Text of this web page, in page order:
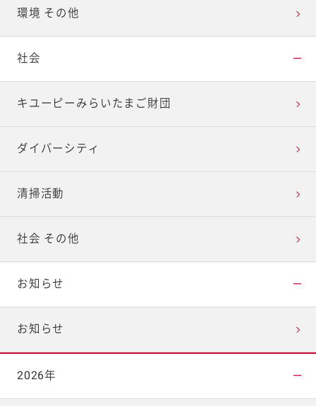
環境 その他
社会
キユーピーみらいたまご財団
ダイバーシティ
清掃活動
社会 その他
お知らせ
お知らせ
2026年